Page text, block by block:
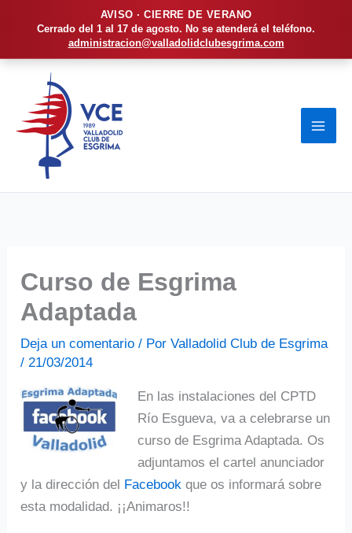
AVISO · CIERRE DE VERANO
Cerrado del 1 al 17 de agosto. No se atenderá el teléfono.
administracion@valladolidclubesgrima.com
contenido
Curso de Esgrima
Adaptada
Deja un comentario / PorValladolid Club de Esgrima
/ 21/03/2014
En las instalaciones del CPTD
Río Esgueva, va a celebrarse un
curso de Esgrima Adaptada. Os
adjuntamos el cartel anunciador
y la dirección del Facebook que os informará sobre
esta modalidad. ¡¡Animaros!!